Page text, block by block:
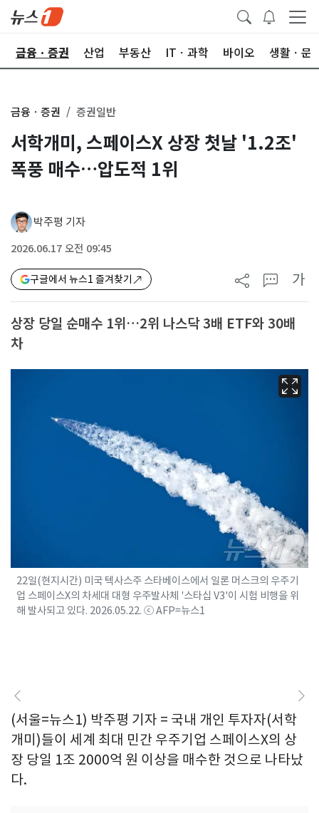
금융ㆍ증권 산업 부동산 ITㆍ과학 바이오 생활ㆍ문
금융ㆍ증권 증권일반
서학개미, 스페이스X 상장 첫날 '1.2조'
폭풍 매수…압도적 1위
박주평 기자
2026.06.17 오전 09:45
구글에서 뉴스1 즐겨찾기 가
상장 당일 순매수 1위…2위 나스닥 3배 ETF와 30배
차
22일(현지시간) 미국 텍사스주 스타베이스에서 일론 머스크의 우주기
업 스페이스X의 차세대 대형 우주발사체 '스타십 V3'이 시험 비행을 위
해 발사되고 있다. 2026.05.22. ⓒ AFP=뉴스1
(서울=뉴스1) 박주평 기자 = 국내 개인 투자자(서학
개미)들이 세계 최대 민간 우주기업 스페이스X의 상
장 당일 1조 2000억 원 이상을 매수한 것으로 나타났
다.